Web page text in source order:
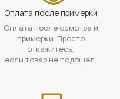
Оплата после примерки
Оплата после осмотра и
примерки. Просто
откажитесь,
если товар не подошел.